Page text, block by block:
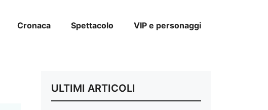
Cronaca Spettacolo VIP e personaggi
ULTIMI ARTICOLI